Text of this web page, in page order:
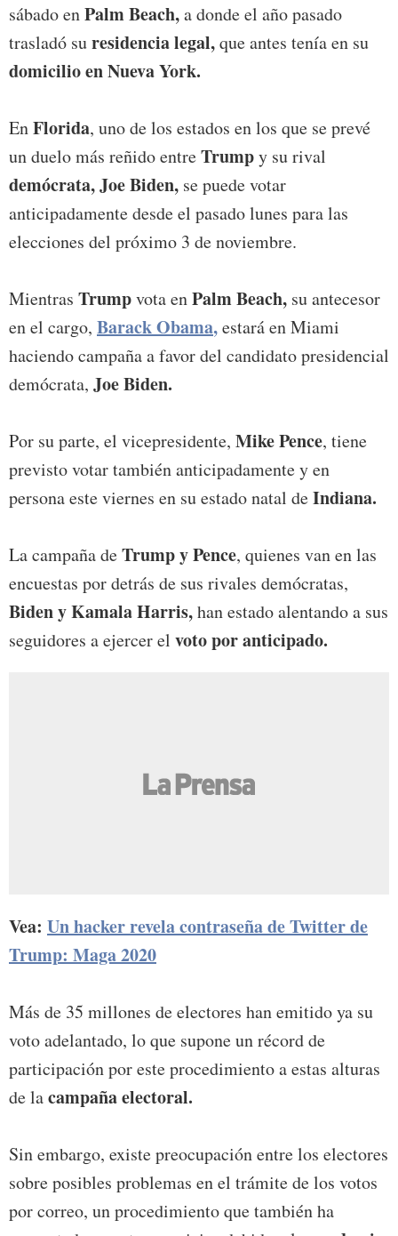
sábado enPalm Beach,a donde el año pasado
trasladó suresidencia legal,que antes tenía en su
domicilio en Nueva York.
EnFlorida, uno de los estados en los que se prevé
un duelo más reñido entreTrumpy su rival
demócrata, Joe Biden, se puede votar
anticipadamente desde el pasado lunes para las
elecciones del próximo 3 de noviembre.
Mientras Trumpvota enPalm Beach, su antecesor
en el cargo, Barack Obama,estará en Miami
haciendo campaña a favor del candidato presidencial
demócrata, Joe Biden.
Por su parte, el vicepresidente, Mike Pence, tiene
previsto votar también anticipadamente y en
persona este viernes en su estado natal deIndiana.
La campaña deTrump y Pence, quienes van en las
encuestas por detrás de sus rivales demócratas,
Biden y Kamala Harris,han estado alentando a sus
seguidores a ejercer el voto por anticipado.
Vea: Un hacker revela contraseña de Twitter de
Trump: Maga 2020
Más de 35 millones de electores han emitido ya su
voto adelantado, lo que supone un récord de
participación por este procedimiento a estas alturas
de lacampaña electoral.
Sin embargo, existe preocupación entre los electores
sobre posibles problemas en el trámite de los votos
por correo, un procedimiento que también ha